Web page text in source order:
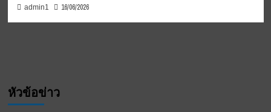
admin1 16/06/2026
หัวข้อข่าว